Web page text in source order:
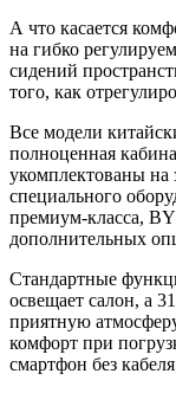
А что касается
на гибко
сидений
того, как
Все модели
полноценная
укомплектованы на
специального
премиум-класса,
дополнительных
Стандартные
освещает салон, а
приятную
комфорт при
смартфон без